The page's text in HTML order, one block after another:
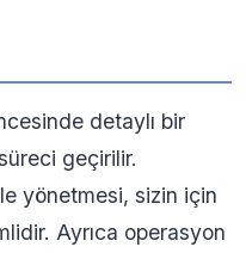
detaylı bir
geçirilir.
yönetmesi, sizin için
Ayrıca operasyon